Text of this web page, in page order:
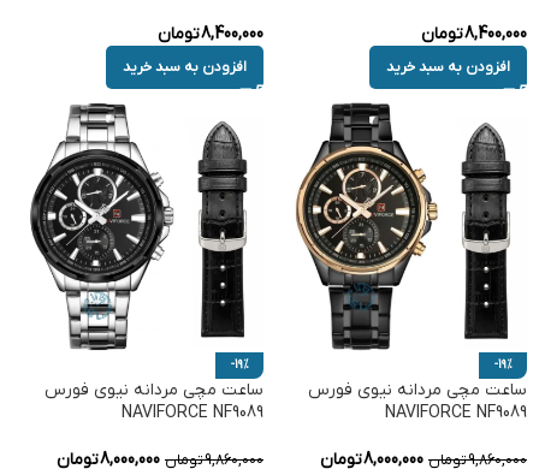
8,400,000تومان
افزودن به سبد خرید
8,400,000تومان
افزودن به سبد خرید
-19%
ساعت مچی مردانه نیوی فورس
NAVIFORCE NF9089
9,860,000تومان 8,000,000تومان
-19%
ساعت مچی مردانه نیوی فورس
NAVIFORCE NF9089
9,860,000تومان 8,000,000تومان